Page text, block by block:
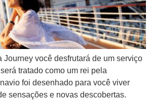
Journey você desfrutará de um serviço
tratado como um rei pela
foi desenhado para você viver
sensações e novas descobertas.